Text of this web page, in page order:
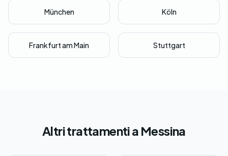
München Köln
Frankfurt am Main Stuttgart
Altri trattamenti a Messina